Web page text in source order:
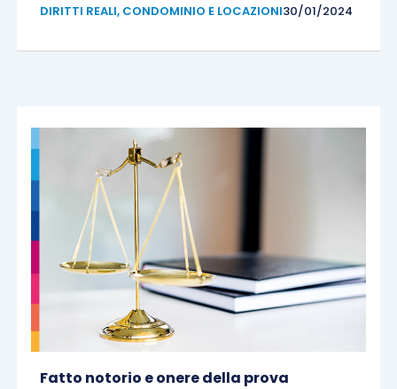
DIRITTI REALI, CONDOMINIO E LOCAZIONI30/01/2024
Fatto notorio e onere della prova